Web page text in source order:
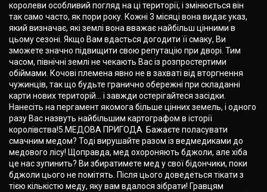
королеви особливий погляд на ці території, і змінюється він
так само часто, як пори року. Кожні 3 місяці вона видає указ,
який визначає, які землі вона вважає найбільш цінними в
цьому сезоні. Якщо Вам вдасться догодити її смаку, Ви
зможете значно підвищити свою репутацію при дворі. Тим
часом, північні землі не чекають Вас із розпростертими
обіймами. Кочові племена явно не в захваті від вторгнення
чужинців, так що будьте гранично обережні при складанні
карти нових територій... і завжди остерігайтеся засідки.
Нанесіть на пергамент якомога більше цінних земель, і одного
разу Вас назвуть найбільшим картографом в історії
королівства!5.МЕДОВА ПРИГОДА Бажаєте поласувати
смачним медом? Тоді вирушайте разом із ведмедиками до
медового лісу! Щоправда, мед охороняють бджоли, але хіба
це нас зупинить? Ви збиратимете мед у свої бідончики, поки
бджоли цього не помітять. Після цього доведеться тікати з
тією кількістю меду, яку вам вдалося зібрати! Гравцям